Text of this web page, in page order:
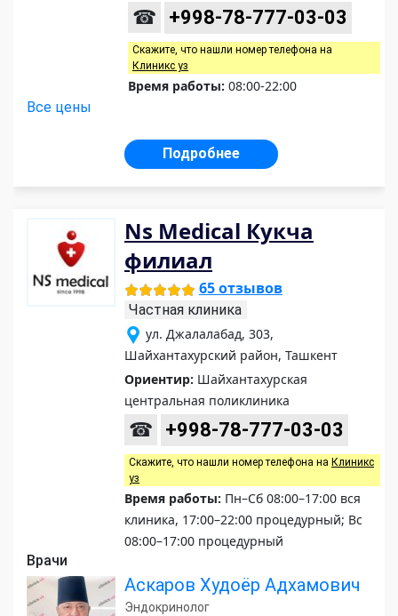
☎ +998-78-777-03-03
Скажите, что нашли номер телефона на
Клиникс уз
Время работы: 08:00-22:00
Все цены
Подробнее
Ns Medical Кукча
филиал
65 отзывов
Частная клиника
ул. Джалалабад, 303,
Шайхантахурский район, Ташкент
Ориентир: Шайхантахурская
центральная поликлиника
☎ +998-78-777-03-03
Скажите, что нашли номер телефона на Клиникс
уз
Время работы: Пн–Сб 08:00–17:00 вся
клиника, 17:00–22:00 процедурный; Вс
08:00–17:00 процедурный
Врачи
Аскаров Худоёр Адхамович
Эндокринолог